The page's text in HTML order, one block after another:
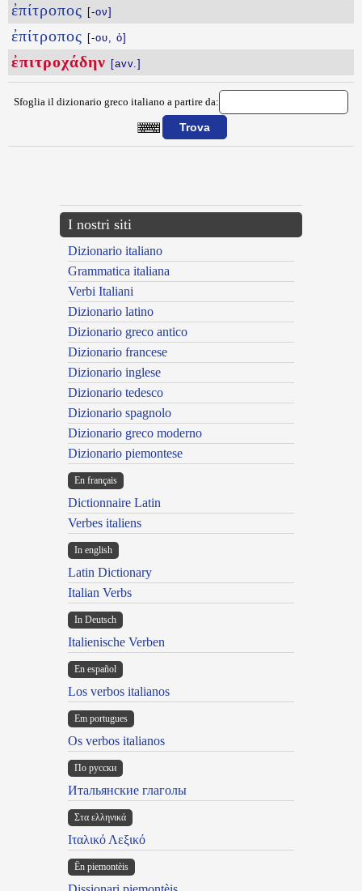
ἐπίτροπος [-ον]
ἐπίτροπος [-ου, ὁ]
ἐπιτροχάδην [avv.]
Sfoglia il dizionario greco italiano a partire da:
I nostri siti
Dizionario italiano
Grammatica italiana
Verbi Italiani
Dizionario latino
Dizionario greco antico
Dizionario francese
Dizionario inglese
Dizionario tedesco
Dizionario spagnolo
Dizionario greco moderno
Dizionario piemontese
En français
Dictionnaire Latin
Verbes italiens
In english
Latin Dictionary
Italian Verbs
In Deutsch
Italienische Verben
En español
Los verbos italianos
Em portugues
Os verbos italianos
По русски
Итальянские глаголы
Στα ελληνικά
Ιταλικό Λεξικό
Ën piemontèis